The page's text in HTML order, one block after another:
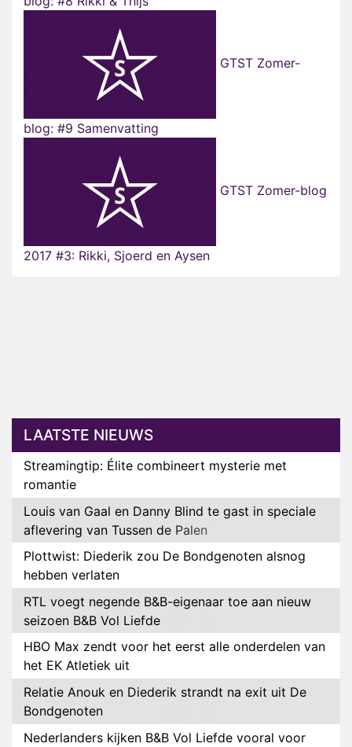
GTST Zomer-
blog: #9 Samenvatting
GTST Zomer-blog
2017 #3: Rikki, Sjoerd en Aysen
LAATSTE NIEUWS
Streamingtip: Élite combineert mysterie met
romantie
Louis van Gaal en Danny Blind te gast in speciale
aflevering van Tussen de Palen
Plottwist: Diederik zou De Bondgenoten alsnog
hebben verlaten
RTL voegt negende B&B-eigenaar toe aan nieuw
seizoen B&B Vol Liefde
HBO Max zendt voor het eerst alle onderdelen van
het EK Atletiek uit
Relatie Anouk en Diederik strandt na exit uit De
Bondgenoten
Nederlanders kijken B&B Vol Liefde vooral voor